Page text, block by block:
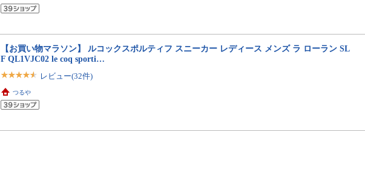
【お買い物マラソン】 ルコックスポルティフ スニーカー レディース メンズ ラ ローラン SL
F QL1VJC02 le coq sporti…
レビュー(32件)
つるや